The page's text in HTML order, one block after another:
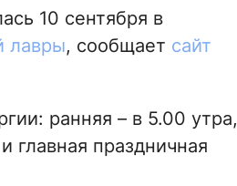
10 сентября в
лавры, сообщает сайт
ранняя – в 5.00 утра,
главная праздничная